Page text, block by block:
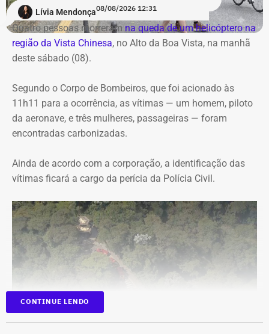
Lívia Mendonça08/08/2026 12:31
Quatro pessoas morreramna queda de um helicóptero na
região da Vista Chinesa, no Alto da Boa Vista, na manhã
deste sábado (08).
Segundo o Corpo de Bombeiros, que foi acionado às
11h11 para a ocorrência, as vítimas — um homem, piloto
da aeronave, e três mulheres, passageiras — foram
encontradas carbonizadas.
Ainda de acordo com a corporação, a identificação das
vítimas ficará a cargo da perícia da Polícia Civil.
CONTINUE LENDO